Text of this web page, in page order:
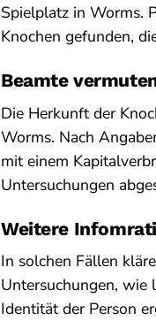
Spielplatz in Worms.
Knochen gefunden,
Beamte
Die Herkunft der
Worms. Nach
mit einem
Untersuchungen
Weitere
In solchen Fällen
Untersuchungen, wie
Identität der Person